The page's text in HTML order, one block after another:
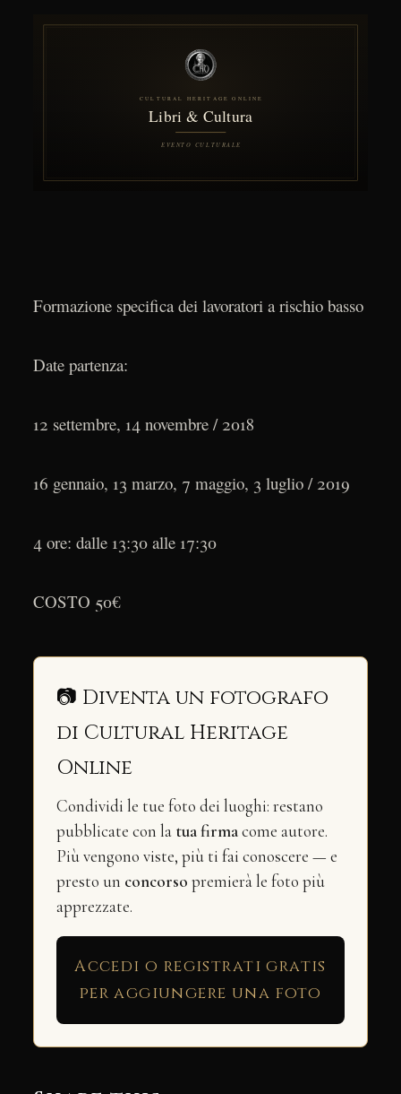
Formazione specifica dei lavoratori a rischio basso
Date partenza:
12 settembre, 14 novembre / 2018
16 gennaio, 13 marzo, 7 maggio, 3 luglio / 2019
4 ore: dalle 13:30 alle 17:30
COSTO 50€
📷 Diventa un fotografo
di Cultural Heritage
Online
Condividi le tue foto dei luoghi: restano
pubblicate con la tua firmacome autore.
Più vengono viste, più ti fai conoscere — e
presto un concorso premierà le foto più
apprezzate.
Accedi o registrati gratis
per aggiungere una foto